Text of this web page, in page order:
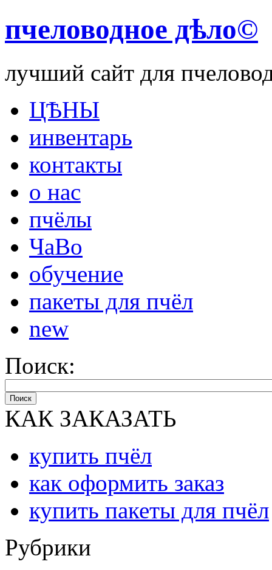
пчеловодное дѣло©
лучший сайт для
ЦѢНЫ
инвентарь
контакты
о нас
пчёлы
ЧаВо
обучение
пакеты для пчёл
new
Поиск:
Поиск
КАК ЗАКАЗАТЬ
купить пчёл
как оформить заказ
купить пакеты для пчёл
Рубрики